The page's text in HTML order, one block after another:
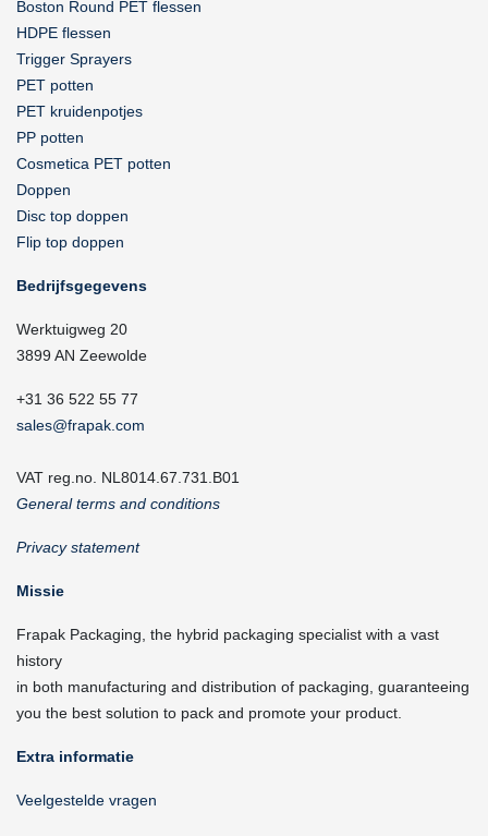
Boston Round PET flessen
HDPE flessen
Trigger Sprayers
PET potten
PET kruidenpotjes
PP potten
Cosmetica PET potten
Doppen
Disc top doppen
Flip top doppen
Bedrijfsgegevens
Werktuigweg 20
3899 AN Zeewolde
+31 36 522 55 77
sales@frapak.com
VAT reg.no. NL8014.67.731.B01
General terms and conditions
Privacy statement
Missie
Frapak Packaging, the hybrid packaging specialist with a vast
history
in both manufacturing and distribution of packaging, guaranteeing
you the best solution to pack and promote your product.
Extra informatie
Veelgestelde vragen